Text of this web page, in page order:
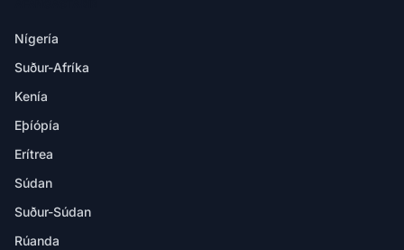
Nígería
Suður-Afríka
Kenía
Eþíópía
Erítrea
Súdan
Suður-Súdan
Rúanda